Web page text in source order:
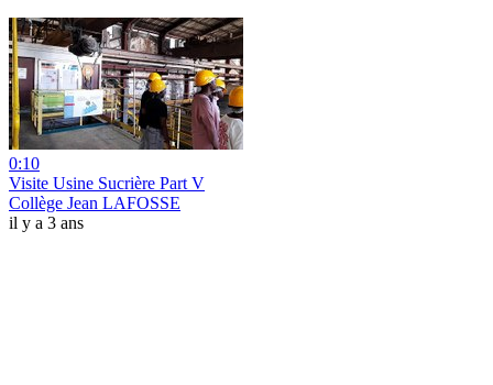
0:10
Visite Usine Sucrière Part V
Collège Jean LAFOSSE
il y a 3 ans